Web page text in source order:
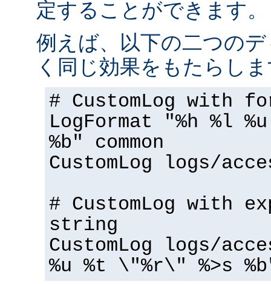
定することができます。
例えば、以下の二つの
く同じ効果をもたらし
# CustomLog with
LogFormat "%h %l
%b" common
CustomLog logs/
# CustomLog with
string
CustomLog logs/
%u %t \"%r\" %>s